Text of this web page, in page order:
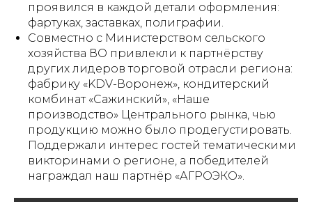
проявился в каждой детали оформления:
фартуках, заставках, полиграфии.
Совместно с Министерством сельского
хозяйства ВО привлекли к партнёрству
других лидеров торговой отрасли региона:
фабрику «KDV-Воронеж», кондитерский
комбинат «Сажинский», «Наше
производство» Центрального рынка, чью
продукцию можно было продегустировать.
Поддержали интерес гостей тематическими
викторинами о регионе, а победителей
награждал наш партнёр «АГРОЭКО».